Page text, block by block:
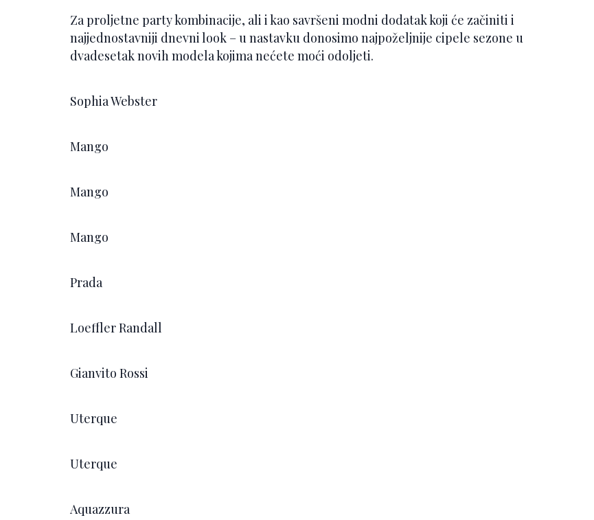
Za proljetne party kombinacije, ali i kao savršeni modni dodatak koji će začiniti i
najjednostavniji dnevni look – u nastavku donosimo najpoželjnije cipele sezone u
dvadesetak novih modela kojima nećete moći odoljeti.
Sophia Webster
Mango
Mango
Mango
Prada
Loeffler Randall
Gianvito Rossi
Uterque
Uterque
Aquazzura